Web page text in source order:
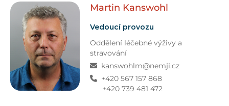
Martin Kanswohl
Vedoucí provozu
Oddělení léčebné výživy a
stravování
kanswohlm@nemji.cz
+420 567 157 868
+420 739 481 472